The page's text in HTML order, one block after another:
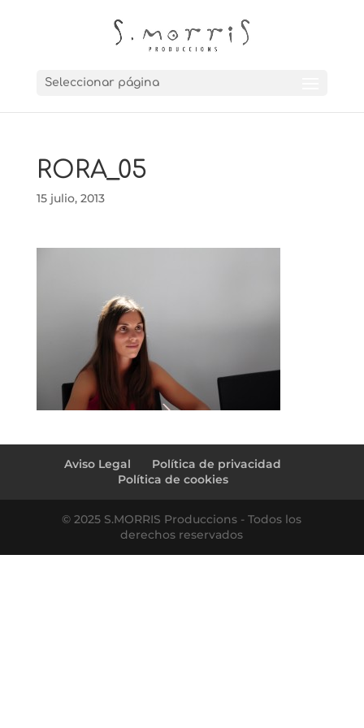
Seleccionar página
RORA_05
15 julio, 2013
Aviso Legal
Política de privacidad
Política de cookies
© 2025 S.MORRIS Produccions - Todos los
derechos reservados